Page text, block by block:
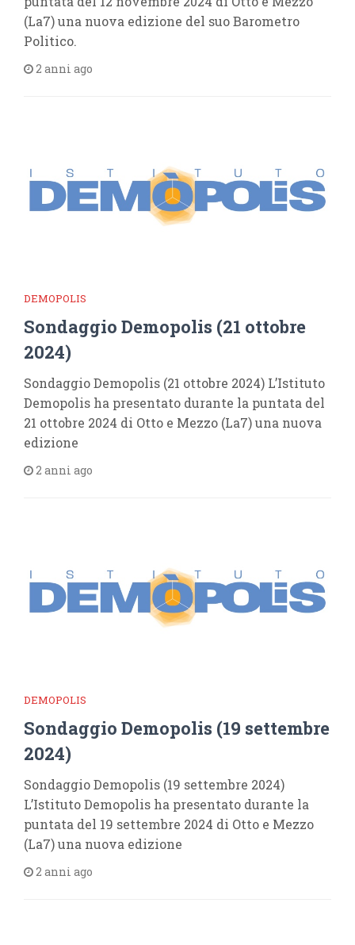
(La7) una nuova edizione del suo Barometro
Politico.
2 anni ago
DEMOPOLIS
Sondaggio Demopolis (21 ottobre
2024)
Sondaggio Demopolis (21 ottobre 2024) L’Istituto
Demopolis ha presentato durante la puntata del
21 ottobre 2024 di Otto e Mezzo (La7) una nuova
edizione
2 anni ago
DEMOPOLIS
Sondaggio Demopolis (19 settembre
2024)
Sondaggio Demopolis (19 settembre 2024)
L’Istituto Demopolis ha presentato durante la
puntata del 19 settembre 2024 di Otto e Mezzo
(La7) una nuova edizione
2 anni ago